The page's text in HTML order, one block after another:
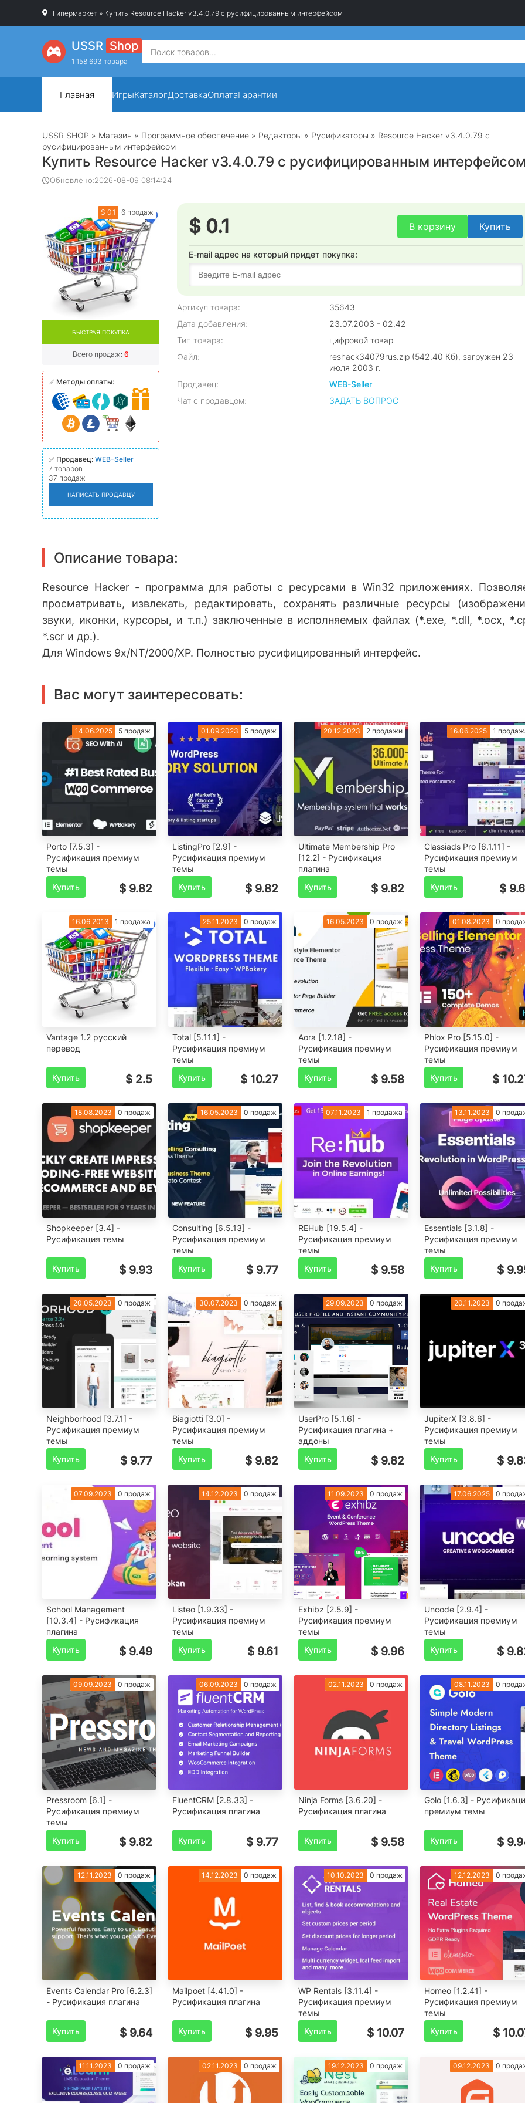
Гипермаркет » Купить Resource Hacker v3.4.0.79 с русифицированным интерфейсом
USSR Shop
1 158 693 товара
Главная ИгрыКаталогДоставкаОплатаГарантии
USSR SHOP » Магазин » Программное обеспечение » Редакторы » Русификаторы » Resource Hacker v3.4.0.79 с
русифицированным интерфейсом
Купить Resource Hacker v3.4.0.79 с русифицированным
Обновлено:2026-08-09 08:14:24
$ 0.1 6 продаж
БЫСТРАЯ ПОКУПКА
Всего продаж: 6
✅ Методы оплаты:
✅ Продавец: WEB-Seller
7 товаров
37 продаж
НАПИСАТЬ ПРОДАВЦУ
$ 0.1 В корзину Купить
E-mail адрес на который придет покупка:
Артикул товара:
35643
Дата добавления:
23.07.2003 - 02.42
Тип товара:
цифровой товар
Файл:
reshack34079rus.zip (542.40 Кб), загружен 23
июля 2003 г.
Продавец:
WEB-Seller
Чат с продавцом:
ЗАДАТЬ ВОПРОС
Описание товара:
Resource Hacker - программа для работы с ресурсами в Win32 приложениях.
просматривать, извлекать, редактировать, сохранять различные ресурсы
звуки, иконки, курсоры, и т.п.) заключенные в исполняемых файлах (*.exe, *.dll, *.ocx,
*.scr и др.).
Для Windows 9x/NT/2000/XP. Полностью русифицированный интерфейс.
Вас могут заинтересовать:
14.06.2025 5 продаж
Porto [7.5.3] -
Русификация премиум
темы
Купить
$ 9.82
01.09.2023 5 продаж
ListingPro [2.9] -
Русификация премиум
темы
Купить
$ 9.82
20.12.2023 2 продажи
Ultimate Membership Pro
[12.2] - Русификация
плагина
Купить
$ 9.82
16.06.2025 1
Classiads Pro [6.1.11] -
Русификация премиум
темы
Купить
$
16.06.2013 1 продажа
Vantage 1.2 русский
перевод
Купить $ 2.5
25.11.2023 0 продаж
Total [5.11.1] -
Русификация премиум
темы
Купить
$ 10.27
16.05.2023 0 продаж
Aora [1.2.18] -
Русификация премиум
темы
Купить
$ 9.58
01.08.2023 0
Phlox Pro [5.15.0] -
Русификация премиум
темы
Купить
$
18.08.2023 0 продаж
Shopkeeper [3.4] -
Русификация темы
Купить $ 9.93
16.05.2023 0 продаж
Consulting [6.5.13] -
Русификация премиум
темы
Купить
$ 9.77
07.11.2023 1 продажа
REHub [19.5.4] -
Русификация премиум
темы
Купить
$ 9.58
13.11.2023 0
Essentials [3.1.8] -
Русификация премиум
темы
Купить
$
20.05.2023 0 продаж
Neighborhood [3.7.1] -
Русификация премиум
темы
Купить
$ 9.77
30.07.2023 0 продаж
Biagiotti [3.0] -
Русификация премиум
темы
Купить
$ 9.82
29.09.2023 0 продаж
UserPro [5.1.6] -
Русификация плагина +
аддоны
Купить
$ 9.82
20.11.2023 0
JupiterX [3.8.6] -
Русификация премиум
темы
Купить
$
07.09.2023 0 продаж
School Management
[10.3.4] - Русификация
плагина
Купить
$ 9.49
14.12.2023 0 продаж
Listeo [1.9.33] -
Русификация премиум
темы
Купить
$ 9.61
11.09.2023 0 продаж
Exhibz [2.5.9] -
Русификация премиум
темы
Купить
$ 9.96
17.06.2025 0
Uncode [2.9.4] -
Русификация премиум
темы
Купить
$
09.09.2023 0 продаж
Pressroom [6.1] -
Русификация премиум
темы
Купить
$ 9.82
06.09.2023 0 продаж
FluentCRM [2.8.33] -
Русификация плагина
Купить $ 9.77
02.11.2023 0 продаж
Ninja Forms [3.6.20] -
Русификация плагина
Купить $ 9.58
08.11.2023 0
Golo [1.6.3] -
премиум темы
Купить $
12.11.2023 0 продаж
Events Calendar Pro [6.2.3]
- Русификация плагина
Купить $ 9.64
14.12.2023 0 продаж
Mailpoet [4.41.0] -
Русификация плагина
Купить $ 9.95
10.10.2023 0 продаж
WP Rentals [3.11.4] -
Русификация премиум
темы
Купить
$ 10.07
12.12.2023 0
Homeo [1.2.41] -
Русификация премиум
темы
Купить
$
11.11.2023 0 продаж 02.11.2023 0 продаж 19.12.2023 0 продаж 09.12.2023 0